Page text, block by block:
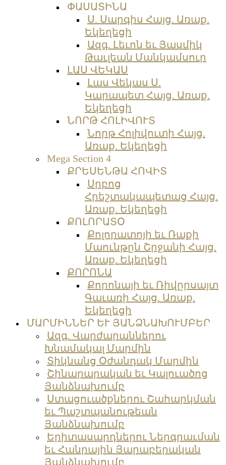
ՓԱՍԱՏԻՆԱ
Ս. Սարգիս Հայց. Առաք.
Եկեղեցի
Ազգ. Լեւոն եւ Յասմիկ
Թաւլեան Մանկամսուր
ԼԱՍ ՎԵԿԱՍ
Լաս Վեկաս Ս.
Կարապետ Հայց. Առաք.
Եկեղեցի
ՆՈՐԹ ՀՈԼԻՎՈՒՏ
Նորթ Հոլիվուտի Հայց.
Առաք. Եկեղեցի
Mega Section 4
ՔՐԵՍԵՆԹԱ ՀՈՎԻՏ
Սրբոց
Հրեշտակապետաց Հայց.
Առաք. Եկեղեցի
ՔՈԼՈՐԱՏՕ
Քոլորատոյի եւ Ռաքի
Մաունթըն Շրջանի Հայց.
Առաք. Եկեղեցի
ՔՈՐՈՆԱ
Քորոնայի եւ Ռիվըրսայտ
Գաւառի Հայց. Առաք.
Եկեղեցի
ՄԱՐՄԻՆՆԵՐ ԵՒ ՅԱՆՁՆԱԽՈՒՄԲԵՐ
Ազգ. Վարժարաններու
Խնամակալ Մարմին
Տիկնանց Օժանդակ Մարմին
Շինարարական եւ Կալուածոց
Յանձնախումբ
Ստացուածքներու Շահարկման
եւ Պաշտպանութեան
Յանձնախումբ
Երիտասարդներու Ներգրաւման
եւ Հանրային Յարաբերական
Յանձնախումբ